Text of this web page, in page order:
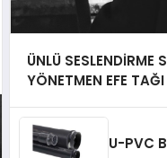
ÜNLÜ SESLENDİRME
YÖNETMEN EFE
U-PVC